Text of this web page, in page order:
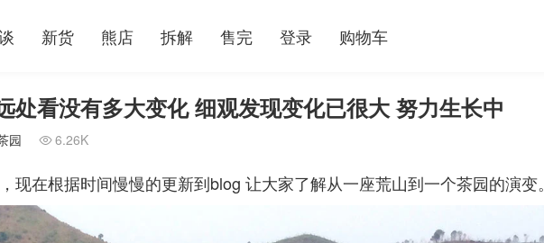
新货 熊店 拆解 售完 登录 购物车
处看没有多大变化 细观发现变化已很大 努力生长中
园  6.26K
现在根据时间慢慢的更新到blog 让大家了解从一座荒山到一个茶园的演变。